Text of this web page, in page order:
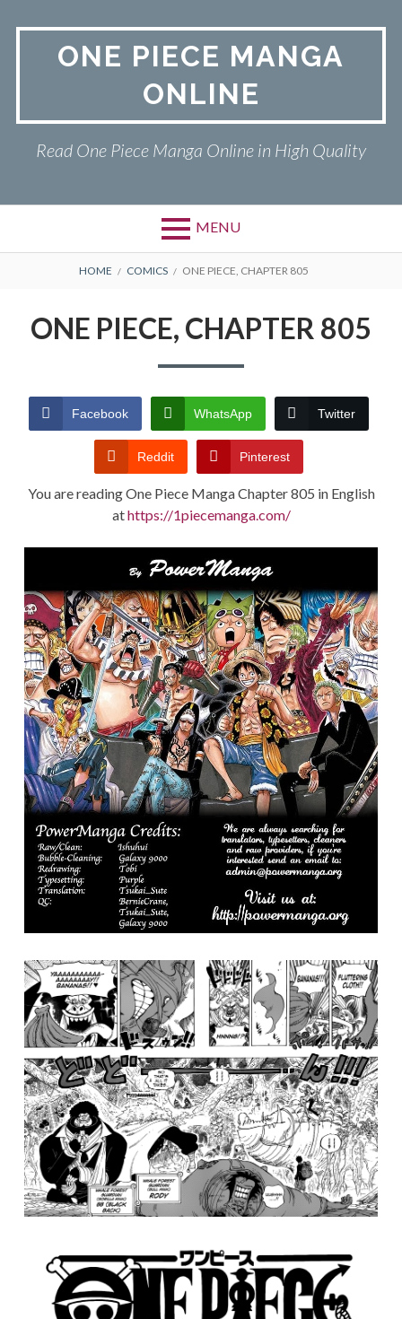
ONE PIECE MANGA
ONLINE
Read One Piece Manga Online in High Quality
MENU
Primary
ONE PIECE
TERMS AND
CONDITIONS
BREADCRUMBS
HOME COMICS ONE PIECE, CHAPTER 805
ONE PIECE, CHAPTER 805
Facebook WhatsApp Twitter
Reddit Pinterest
You are reading One Piece Manga Chapter 805 in English
athttps://1piecemanga.com/